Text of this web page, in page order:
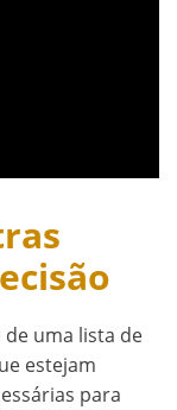
uma lista de
estejam
para